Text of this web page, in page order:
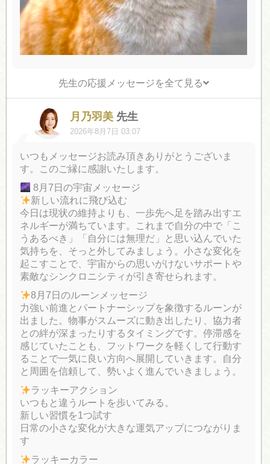
先生の応援メッセージを全て見る
月乃羽美 先生
2026年8月7日 03:07
いつもメッセージお読み頂きありがとうございま
す。このご縁に感謝いたします。
8月7日の宇宙メッセージ
新しい流れに飛び込む
今日は現状の維持よりも、一歩先へ足を踏み出すエ
ネルギーが満ちています。これまで自分の中で「こ
うあるべき」「自分には無理だ」と思い込んでいた
気持ちを、そっと外してみましょう。小さな変化を
起こすことで、宇宙からの思いがけないサポートや
素敵なシンクロニシティが引き寄せられます。
8月7日のルーンメッセージ
力強い前進とパートナーシップを象徴するルーンが
出ました。物事がスムーズに動き出したり、協力者
との絆が深まったりするタイミングです。停滞感を
感じていたことも、フットワークを軽くして行動す
ることで一気に良い方向へ展開していきます。自分
と周囲を信頼して、勢いよく進んでいきましょう。
ラッキーアクション
いつもと違うルートを歩いてみる。
新しい習慣を1つ試す
日常の小さな変化が大きな運気アップにつながりま
す
ラッキーカラー